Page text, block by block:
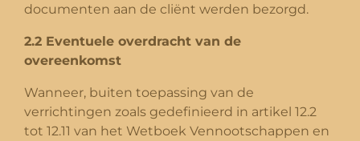
documenten aan de cliënt werden bezorgd.
2.2 Eventuele overdracht van de
overeenkomst
Wanneer, buiten toepassing van de
verrichtingen zoals gedefinieerd in artikel 12.2
tot 12.11 van het Wetboek Vennootschappen en